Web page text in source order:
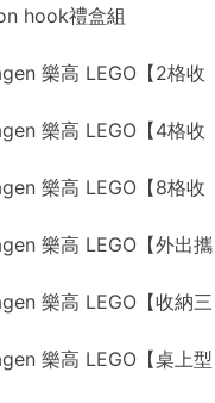
hook禮盒組
樂高 LEGO【2格收
樂高 LEGO【4格收
樂高 LEGO【8格收
樂高 LEGO【外出攜
樂高 LEGO【收納三
樂高 LEGO【桌上型